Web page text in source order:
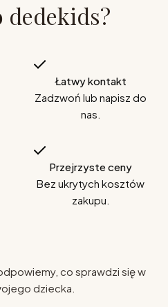
dedekids?
Łatwy kontakt
Zadzwoń lub napisz do
nas.
Przejrzyste ceny
Bez ukrytych kosztów
zakupu.
co sprawdzi się w
dziecka.